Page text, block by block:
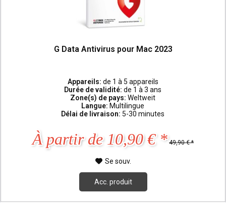
G Data Antivirus pour Mac 2023
Appareils: de 1 à 5 appareils
Durée de validité:de 1 à 3 ans
Zone(s) de pays:Weltweit
Langue: Multilingue
Délai de livraison: 5-30 minutes
À partir de 10,90 € * 49,90 € *
Se souv.
Acc. produit